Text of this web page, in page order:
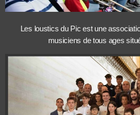
Les loustics du Pic est une
musiciens de tous ages